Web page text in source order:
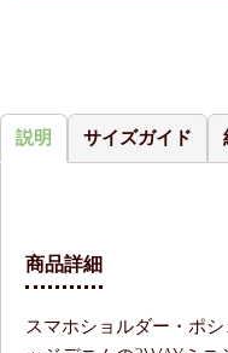
説明 サイズガイド
商品詳細
スマホショルダー・ポ